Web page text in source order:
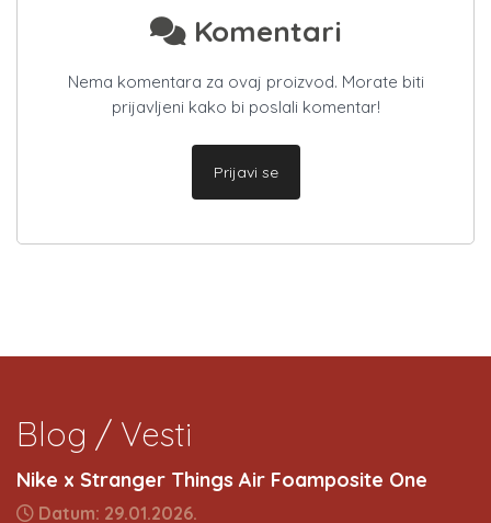
Komentari
Nema komentara za ovaj proizvod. Morate biti
prijavljeni kako bi poslali komentar!
Prijavi se
Blog / Vesti
Nike x Stranger Things Air Foamposite One
Datum: 29.01.2026.